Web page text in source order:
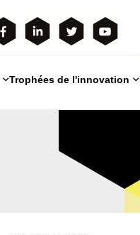
Trophées de l'innovation